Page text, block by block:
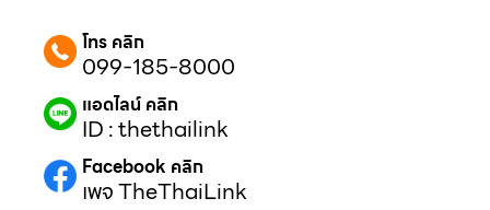
โทร คลิก
099-185-8000
แอดไลน์ คลิก
ID : thethailink
Facebook คลิก
เพจ TheThaiLink